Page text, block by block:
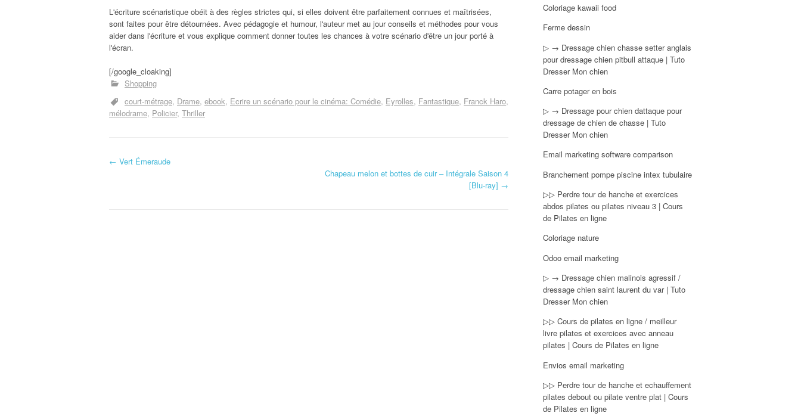
L'écriture scénaristique obéit à des règles strictes qui, si elles doivent être parfaitement connues et maîtrisées,
sont faites pour être détournées. Avec pédagogie et humour, l'auteur met au jour conseils et méthodes pour vous
aider dans l'écriture et vous explique comment donner toutes les chances à votre scénario d'être un jour porté à
l'écran.
[/google_cloaking]
Shopping
court-métrage Drame ebook Ecrire un scénario pour le cinéma: Comédie Eyrolles Fantastique Franck Haro
mélodrame Policier Thriller
← Vert Émeraude
Chapeau melon et bottes de cuir – Intégrale Saison 4
[Blu-ray] →
Coloriage kawaii food
Ferme dessin
▷ → Dressage chien chasse setter anglais
pour dressage chien pitbull attaque | Tuto
Dresser Mon chien
Carre potager en bois
▷ → Dressage pour chien dattaque pour
dressage de chien de chasse | Tuto
Dresser Mon chien
Email marketing software comparison
Branchement pompe piscine intex tubulaire
▷▷ Perdre tour de hanche et exercices
abdos pilates ou pilates niveau 3 | Cours
de Pilates en ligne
Coloriage nature
Odoo email marketing
▷ → Dressage chien malinois agressif /
dressage chien saint laurent du var | Tuto
Dresser Mon chien
▷▷ Cours de pilates en ligne / meilleur
livre pilates et exercices avec anneau
pilates | Cours de Pilates en ligne
Envios email marketing
▷▷ Perdre tour de hanche et echauffement
pilates debout ou pilate ventre plat | Cours
de Pilates en ligne